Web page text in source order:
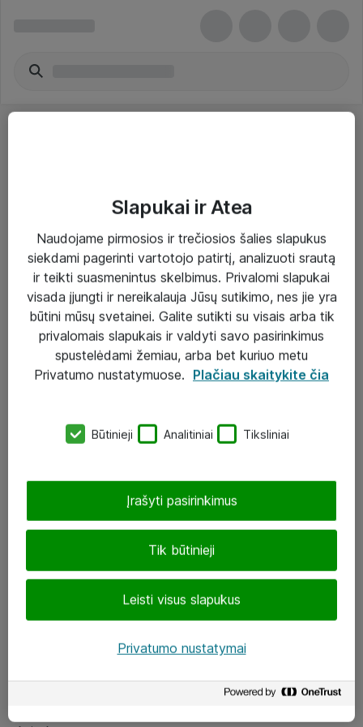
Paslaugos
Sprendimai
Įgyvendinti projektai
Atea ekspertų patarimai verslui
eShop@atea.lt
LinkedIn
Slapukai ir Atea
Naudojame pirmosios ir trečiosios šalies slapukus
siekdami pagerinti vartotojo patirtį, analizuoti srautą
ir teikti suasmenintus skelbimus. Privalomi slapukai
visada įjungti ir nereikalauja Jūsų sutikimo, nes jie yra
būtini mūsų svetainei. Galite sutikti su visais arba tik
privalomais slapukais ir valdyti savo pasirinkimus
spustelėdami žemiau, arba bet kuriuo metu
Privatumo nustatymuose. Plačiau skaitykite čia
Būtinieji Analitiniai Tiksliniai
Tik būtinieji
Leisti visus slapukus
Įrašyti pasirinkimus
Privatumo nustatymai